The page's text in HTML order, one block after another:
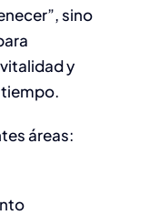
sino
y
áreas: